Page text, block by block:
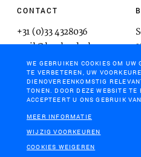
CONTACT
+31 (0)33 4328036
mail@hnsland.nl
POSTADRES
Postbus 1603
3800 BP
Amersfoort
WE GEBRUIKEN COOKIES OM UW
TE VERBETEREN, UW
DIENOVEREENKOMSTIG
TONEN. DOOR DEZE WEBSITE TE
ACCEPTEERT U ONS GEBRUIK
MEER INFORMATIE
WIJZIG VOORKEUREN
COOKIES WEIGEREN